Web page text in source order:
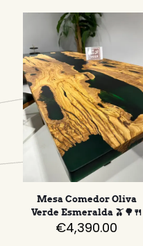
Mesa Comedor Oliva
Verde Esmeralda 🫒🌳🍴
€4,390.00